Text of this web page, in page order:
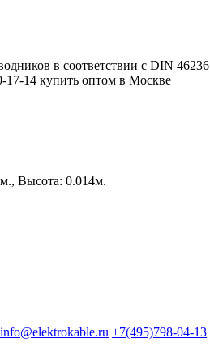
в соответствии с DIN 46236
Высота: 0.014м.
info@elektrokable.ru +7(495)798-04-13